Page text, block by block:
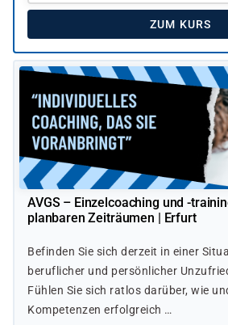
ZUM KURS
AVGS – Einzelcoaching und -
planbaren Zeiträumen | Erfurt
Befinden Sie sich derzeit in einer
beruflicher und persönlicher
Fühlen Sie sich ratlos darüber, wie
Kompetenzen erfolgreich …